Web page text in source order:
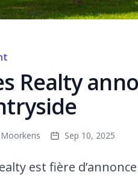
Realty
Sep 10, 2025
est fière